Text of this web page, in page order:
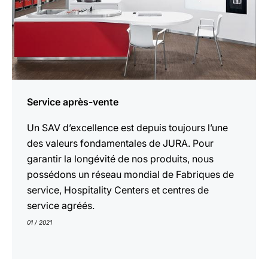
Service après-vente
Un SAV d’excellence est depuis toujours l’une
des valeurs fondamentales de JURA. Pour
garantir la longévité de nos produits, nous
possédons un réseau mondial de Fabriques de
service, Hospitality Centers et centres de
service agréés.
01 / 2021